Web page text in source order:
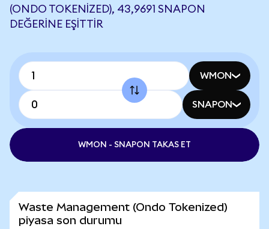
(ONDO TOKENIZED), 43,9691 SNAPON
DEĞERINE EŞITTIR
WMON
SNAPON
WMON - SNAPON TAKAS ET
Waste Management (Ondo Tokenized)
piyasa son durumu